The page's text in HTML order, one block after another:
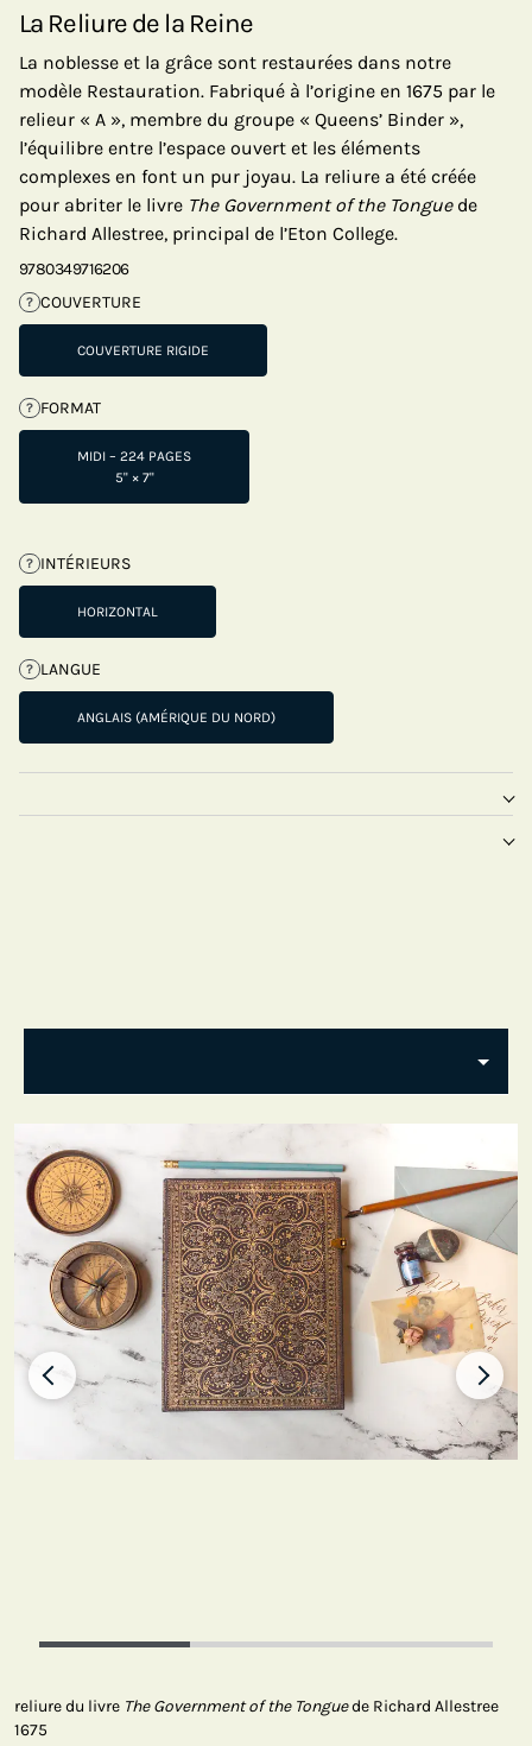
La Reliure de la Reine
La noblesse et la grâce sont restaurées dans notre
modèle Restauration. Fabriqué à l’origine en 1675 par le
relieur « A », membre du groupe « Queens’ Binder »,
l’équilibre entre l’espace ouvert et les éléments
complexes en font un pur joyau. La reliure a été créée
pour abriter le livre The Government of the Tonguede
Richard Allestree, principal de l’Eton College.
9780349716206
? COUVERTURE
COUVERTURE RIGIDE
? FORMAT
MIDI – 224 PAGES
5" × 7"
? INTÉRIEURS
HORIZONTAL
? LANGUE
ANGLAIS (AMÉRIQUE DU NORD)
reliure du livre The Government of the Tonguede Richard Allestree
1675